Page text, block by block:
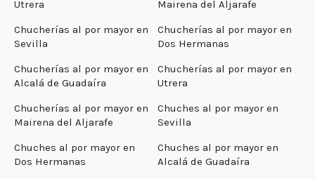
Utrera
Mairena del Aljarafe
Chucherías al por mayor en
Sevilla
Chucherías al por mayor en
Dos Hermanas
Chucherías al por mayor en
Alcalá de Guadaíra
Chucherías al por mayor en
Utrera
Chucherías al por mayor en
Mairena del Aljarafe
Chuches al por mayor en
Sevilla
Chuches al por mayor en
Dos Hermanas
Chuches al por mayor en
Alcalá de Guadaíra